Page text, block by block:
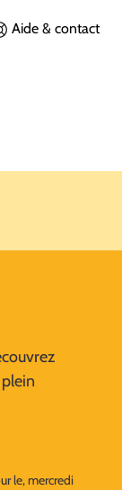
Aide & contact
le, mercredi